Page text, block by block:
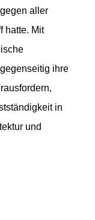
aller
hatte. Mit
ihre
in
und